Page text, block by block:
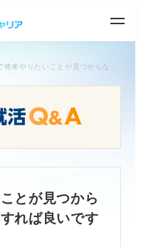
とが見つから
れば良いです